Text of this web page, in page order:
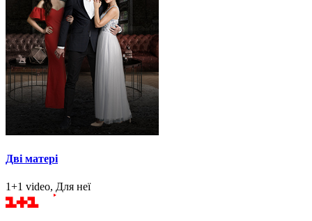
Дві матері
1+1 video, Для неї